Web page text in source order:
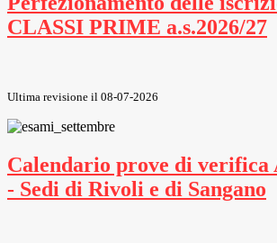
CLASSI PRIME a.s.2026/27
Ultima revisione il 08-07-2026
Calendario prove di verifica
- Sedi di Rivoli e di Sangano